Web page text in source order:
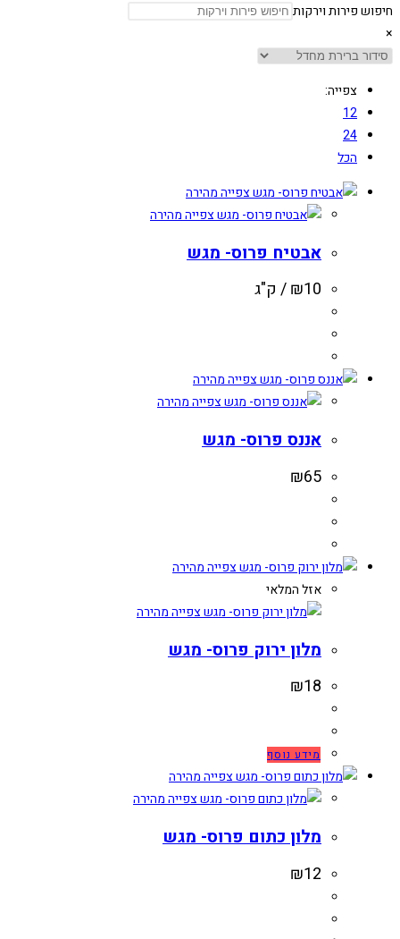
חיפוש פירות וירקות
×
צפייה:
12
24
הכל
צפייה מהירה
צפייה מהירה
אבטיח פרוס- מגש
₪10 / ק"ג
צפייה מהירה
צפייה מהירה
אננס פרוס- מגש
₪65
צפייה מהירה
אזל המלאי
צפייה מהירה
מלון ירוק פרוס- מגש
₪18
מידע נוסף
צפייה מהירה
צפייה מהירה
מלון כתום פרוס- מגש
₪12